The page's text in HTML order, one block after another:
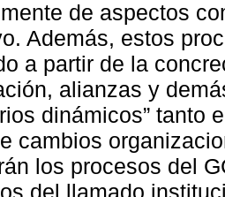
de aspectos
Además, estos
a partir de la
alianzas y
dinámicos” tanto
cambios
los procesos del
del llamado